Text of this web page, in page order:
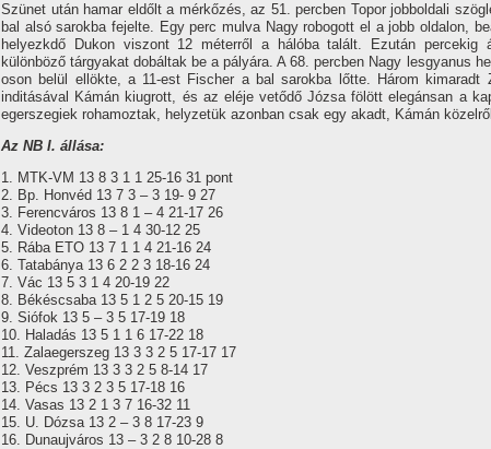
Szünet után hamar eldőlt a mérkőzés, az 51. percben Topor jobboldali
bal alsó sarokba fejelte. Egy perc mulva Nagy robogott el a jobb oldalon,
helyezkdő Dukon viszont 12 méterről a hálóba talált. Ezután
különböző tárgyakat dobáltak be a pályára. A 68. percben Nagy lesgyanus
oson belül ellökte, a 11-est Fischer a bal sarokba lőtte. Három kimaradt
inditásával Kámán kiugrott, és az eléje vetődő Józsa fölött elegánsan a
egerszegiek rohamoztak, helyzetük azonban csak egy akadt, Kámán
Az NB I. állása:
1. MTK-VM 13 8 3 1 1 25-16 31 pont
2. Bp. Honvéd 13 7 3 – 3 19- 9 27
3. Ferencváros 13 8 1 – 4 21-17 26
4. Videoton 13 8 – 1 4 30-12 25
5. Rába ETO 13 7 1 1 4 21-16 24
6. Tatabánya 13 6 2 2 3 18-16 24
7. Vác 13 5 3 1 4 20-19 22
8. Békéscsaba 13 5 1 2 5 20-15 19
9. Siófok 13 5 – 3 5 17-19 18
10. Haladás 13 5 1 1 6 17-22 18
11. Zalaegerszeg 13 3 3 2 5 17-17 17
12. Veszprém 13 3 3 2 5 8-14 17
13. Pécs 13 3 2 3 5 17-18 16
14. Vasas 13 2 1 3 7 16-32 11
15. U. Dózsa 13 2 – 3 8 17-23 9
16. Dunaujváros 13 – 3 2 8 10-28 8